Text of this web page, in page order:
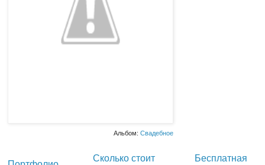
Альбом: Свадебное
Сколько стоит
Бесплатная